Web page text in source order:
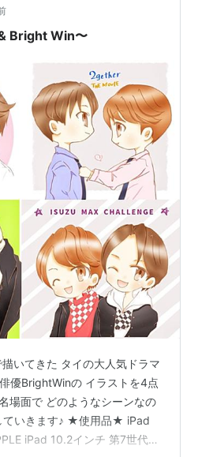
の改訂があり条件が爆上がり
無理…
Bright Win〜
いてきた タイの大人気ドラマ
優BrightWinの イラストを4点
場面で どのようなシーンなの
ていきます♪ ★使用品★ iPad
iPad 10.2インチ 第7世代